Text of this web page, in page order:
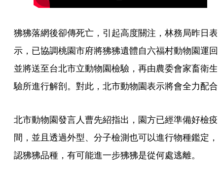
狒狒落網後卻傳死亡，引起高度關注，林務局昨日表
示，已協調桃園市府將狒狒遺體自六福村動物園運回
並將送至台北市立動物園檢驗，再由農委會家畜衛生
驗所進行解剖。對此，北市動物園表示將會全力配合
北市動物園發言人曹先紹指出，園方已經準備好檢疫
間，並且透過外型、分子檢測也可以進行物種鑑定，
認狒狒品種，有可能進一步狒狒是從何處逃離。